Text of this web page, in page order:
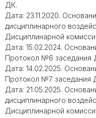
ДК.
Дата: 23.11.2020.
дисциплинарного
Дисциплинарной
Дата: 15.02.2024.
Протокол №6 заседания
Дата: 14.02.2025.
Протокол №7 заседания
Дата: 21.05.2025.
дисциплинарного
Дисциплинарной